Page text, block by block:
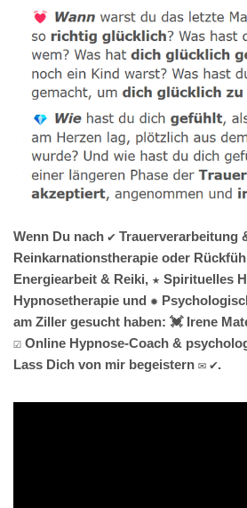
Wenn Du nach ✔️ Trauerverarbeitung
Reinkarnationstherapie oder
Energiearbeit & Reiki, ★ Spirituelles
Hypnosetherapie und ✹
am Ziller gesucht haben: 💓️ Irene
☑️ Online Hypnose-Coach &
Lass Dich von mir begeistern ✉ ✔.